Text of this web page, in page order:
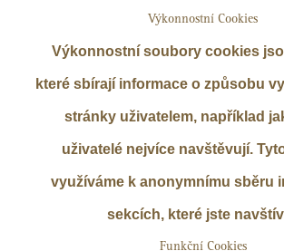
Výkonnostní Cookies
Výkonnostní soubory cookies
které sbírají informace o způsobu
stránky uživatelem, například
uživatelé nejvíce navštěvují.
využíváme k anonymnímu sběru
sekcích, které jste
Funkční Cookies